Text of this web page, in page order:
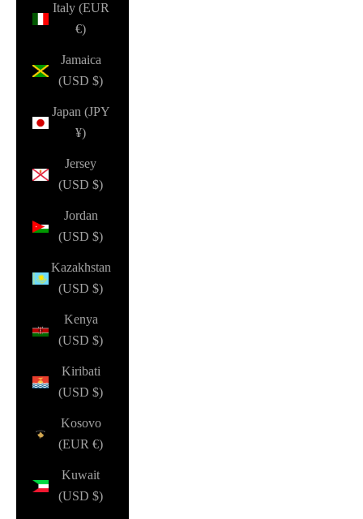
Italy (EUR
€)
Jamaica
(USD $)
Japan (JPY
¥)
Jersey
(USD $)
Jordan
(USD $)
Kazakhstan
(USD $)
Kenya
(USD $)
Kiribati
(USD $)
Kosovo
(EUR €)
Kuwait
(USD $)